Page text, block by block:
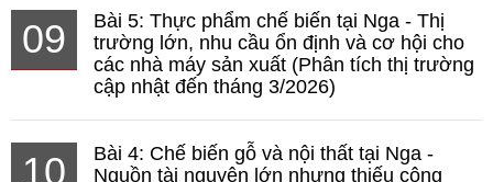
09
Bài 5: Thực phẩm chế biến tại Nga - Thị
trường lớn, nhu cầu ổn định và cơ hội cho
các nhà máy sản xuất (Phân tích thị trường
cập nhật đến tháng 3/2026)
10
Bài 4: Chế biến gỗ và nội thất tại Nga -
Nguồn tài nguyên lớn nhưng thiếu công